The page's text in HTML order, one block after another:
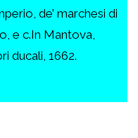
de’ marchesi di
e c.In Mantova,
ducali, 1662.